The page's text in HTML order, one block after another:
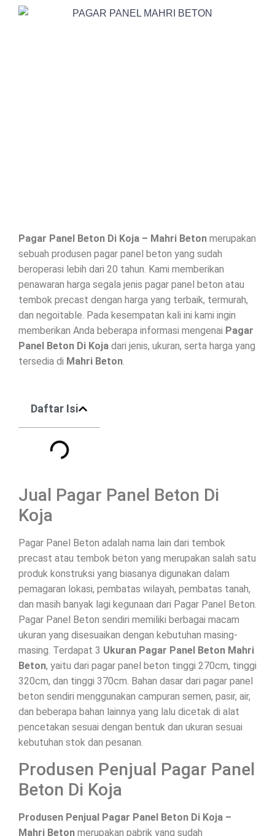
Pagar Panel Beton Di Koja – Mahri Beton merupakan
sebuah produsen pagar panel beton yang sudah
beroperasi lebih dari 20 tahun. Kami memberikan
penawaran harga segala jenis pagar panel beton atau
tembok precast dengan harga yang terbaik, termurah,
dan negoitable. Pada kesempatan kali ini kami ingin
memberikan Anda beberapa informasi mengenai Pagar
Panel Beton Di Koja dari jenis, ukuran, serta harga yang
tersedia di Mahri Beton
Daftar Isi
Jual Pagar Panel Beton Di
Koja
Pagar Panel Beton adalah nama lain dari tembok
precast atau tembok beton yang merupakan salah satu
produk konstruksi yang biasanya digunakan dalam
pemagaran lokasi, pembatas wilayah, pembatas tanah,
dan masih banyak lagi kegunaan dari Pagar Panel Beton.
Pagar Panel Beton sendiri memiliki berbagai macam
ukuran yang disesuaikan dengan kebutuhan masing-
masing. Terdapat 3 Ukuran Pagar Panel Beton Mahri
Beton, yaitu dari pagar panel beton tinggi 270cm, tinggi
320cm, dan tinggi 370cm. Bahan dasar dari pagar panel
beton sendiri menggunakan campuran semen, pasir, air,
dan beberapa bahan lainnya yang lalu dicetak di alat
pencetakan sesuai dengan bentuk dan ukuran sesuai
kebutuhan stok dan pesanan.
Produsen Penjual Pagar Panel
Beton Di Koja
Produsen Penjual Pagar Panel Beton Di Koja –
Mahri Beton merupakan pabrik yang sudah